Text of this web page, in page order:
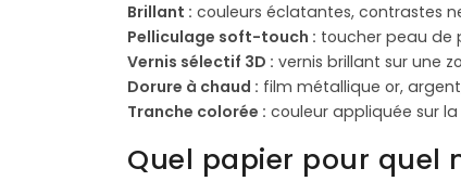
Brillant : couleurs éclatantes, contrastes
Pelliculage soft-touch : toucher peau de
Vernis sélectif 3D : vernis brillant sur une
Dorure à chaud : film métallique or,
Tranche colorée : couleur appliquée sur
Quel papier pour quel